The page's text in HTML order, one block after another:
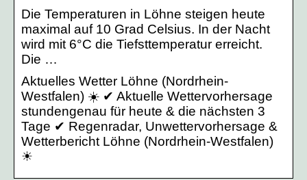
Die Temperaturen in Löhne steigen heute
maximal auf 10 Grad Celsius. In der Nacht
wird mit 6°C die Tiefsttemperatur erreicht.
Die …
Aktuelles Wetter Löhne (Nordrhein-
Westfalen) ☀️ ✔ Aktuelle Wettervorhersage
stundengenau für heute & die nächsten 3
Tage ✔ Regenradar, Unwettervorhersage &
Wetterbericht Löhne (Nordrhein-Westfalen)
☀